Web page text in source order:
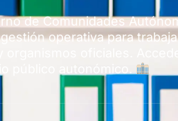
de Comunidades
operativa para